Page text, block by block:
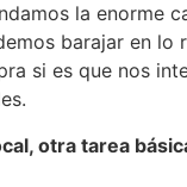
la enorme
barajar en lo
si es que nos
otra tarea